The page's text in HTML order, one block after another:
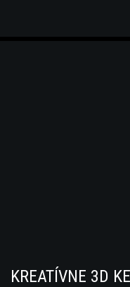
KREATÍVNE 3D